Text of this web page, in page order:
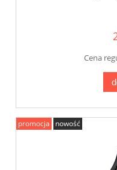
Cena
promocja nowość